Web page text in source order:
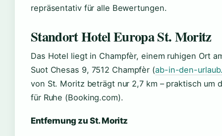
repräsentativ für alle Bewertungen.
Standort Hotel Europa St. Moritz
Das Hotel liegt in Champfèr, einem ruhigen Ort
Suot Chesas 9, 7512 Champfèr (ab-in-den-
von St. Moritz beträgt nur 2,7 km – praktisch um
für Ruhe (Booking.com).
Entfernung zu St. Moritz